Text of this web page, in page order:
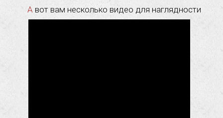
А вот вам несколько видео для наглядности